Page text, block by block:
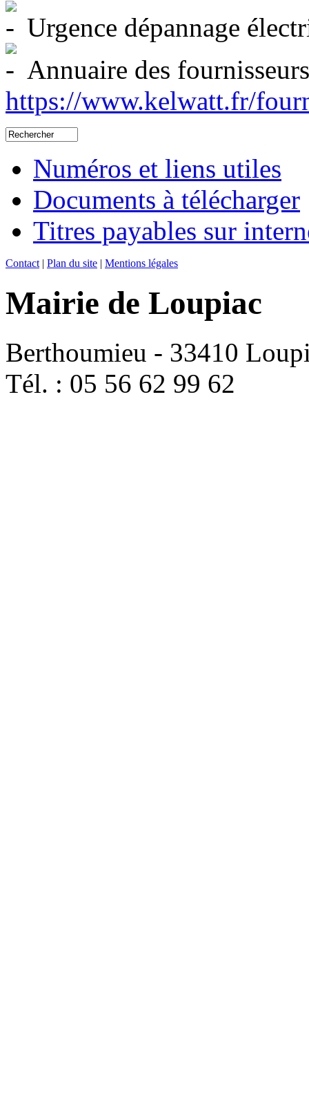
Urgence dépannage
Annuaire des
https://www.kelwatt.fr/
Numéros et liens utiles
Documents à télécharger
Titres payables sur
Contact | Plan du site | Mentions légales
Mairie de Loupiac
Berthoumieu - 33410
Tél. : 05 56 62 99 62